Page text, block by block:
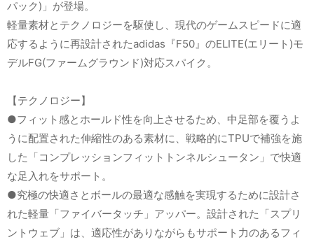
パック)」が登場。
軽量素材とテクノロジーを駆使し、現代のゲームスピードに適
応するように再設計されたadidas『F50』のELITE(エリート)モ
デルFG(ファームグラウンド)対応スパイク。
【テクノロジー】
●フィット感とホールド性を向上させるため、中足部を覆うよ
うに配置された伸縮性のある素材に、戦略的にTPUで補強を施
した「コンプレッションフィットトンネルシュータン」で快適
な足入れをサポート。
●究極の快適さとボールの最適な感触を実現するために設計さ
れた軽量「ファイバータッチ」アッパー。設計された「スプリ
ントウェブ」は、適応性がありながらもサポート力のあるフィ